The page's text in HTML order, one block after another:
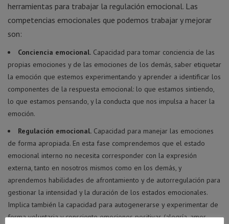
herramientas para trabajar la regulación emocional. Las
competencias emocionales que podemos trabajar y mejorar
son:
Conciencia emocional. Capacidad para tomar conciencia de las
propias emociones y de las emociones de los demás, saber etiquetar
la emoción que estemos experimentando y aprender a identificar los
componentes de la respuesta emocional: lo que estamos sintiendo,
lo que estamos pensando, y la conducta que nos impulsa a hacer la
emoción.
Regulación emocional. Capacidad para manejar las emociones
de forma apropiada. En esta fase comprendemos que el estado
emocional interno no necesita corresponder con la expresión
externa, tanto en nosotros mismos como en los demás, y
aprendemos habilidades de afrontamiento y de autorregulación para
gestionar la intensidad y la duración de los estados emocionales.
Implica también la capacidad para autogenerarse y experimentar de
forma voluntaria y consciente emociones positivas (alegría, amor,